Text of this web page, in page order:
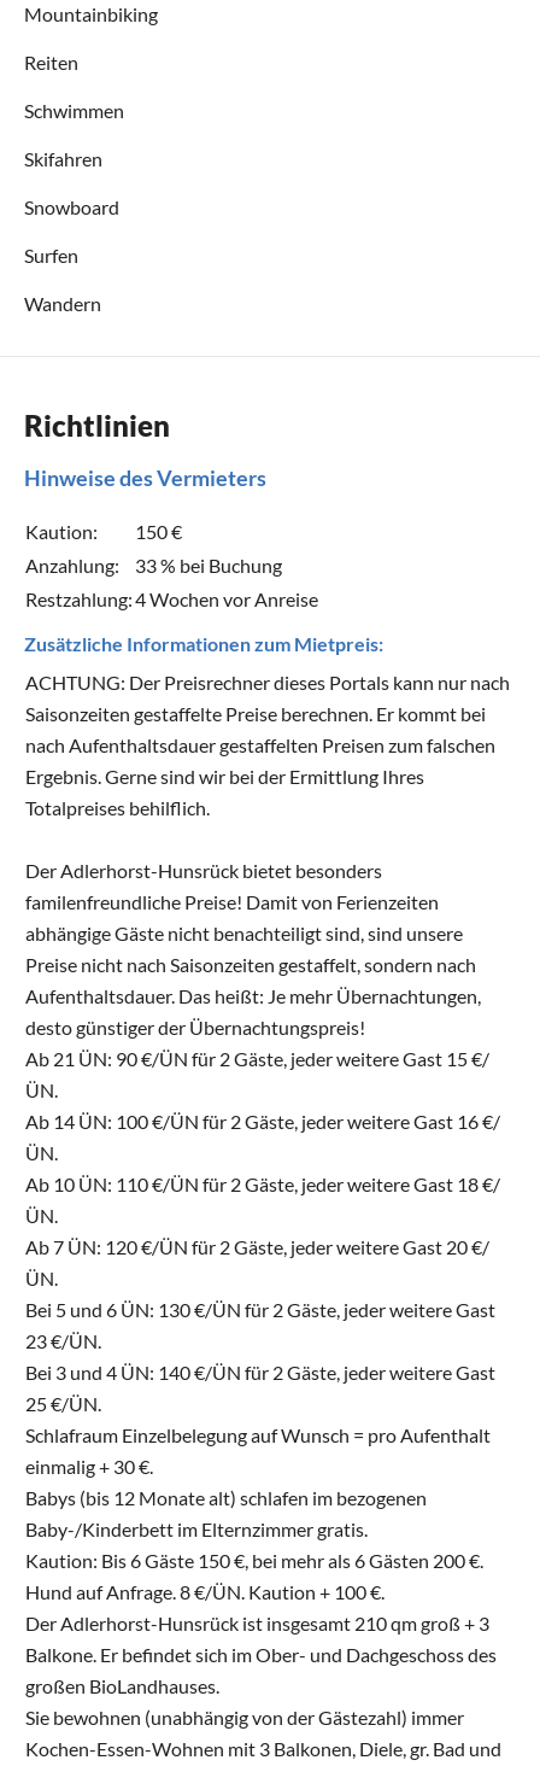
Mountainbiking
Reiten
Schwimmen
Skifahren
Snowboard
Surfen
Wandern
Richtlinien
Hinweise des Vermieters
Kaution:
150 €
Anzahlung:
33 % bei Buchung
Restzahlung:4 Wochen vor Anreise
Zusätzliche Informationen zum Mietpreis:
ACHTUNG: Der Preisrechner dieses Portals kann nur nach
Saisonzeiten gestaffelte Preise berechnen. Er kommt bei
nach Aufenthaltsdauer gestaffelten Preisen zum falschen
Ergebnis. Gerne sind wir bei der Ermittlung Ihres
Totalpreises behilflich.
Der Adlerhorst-Hunsrück bietet besonders
familenfreundliche Preise! Damit von Ferienzeiten
abhängige Gäste nicht benachteiligt sind, sind unsere
Preise nicht nach Saisonzeiten gestaffelt, sondern nach
Aufenthaltsdauer. Das heißt: Je mehr Übernachtungen,
desto günstiger der Übernachtungspreis!
Ab 21 ÜN: 90 €/ÜN für 2 Gäste, jeder weitere Gast 15 €/
ÜN.
Ab 14 ÜN: 100 €/ÜN für 2 Gäste, jeder weitere Gast 16 €/
ÜN.
Ab 10 ÜN: 110 €/ÜN für 2 Gäste, jeder weitere Gast 18 €/
ÜN.
Ab 7 ÜN: 120 €/ÜN für 2 Gäste, jeder weitere Gast 20 €/
ÜN.
Bei 5 und 6 ÜN: 130 €/ÜN für 2 Gäste, jeder weitere Gast
23 €/ÜN.
Bei 3 und 4 ÜN: 140 €/ÜN für 2 Gäste, jeder weitere Gast
25 €/ÜN.
Schlafraum Einzelbelegung auf Wunsch = pro Aufenthalt
einmalig + 30 €.
Babys (bis 12 Monate alt) schlafen im bezogenen
Baby-/Kinderbett im Elternzimmer gratis.
Kaution: Bis 6 Gäste 150 €, bei mehr als 6 Gästen 200 €.
Hund auf Anfrage. 8 €/ÜN. Kaution + 100 €.
Der Adlerhorst-Hunsrück ist insgesamt 210 qm groß + 3
Balkone. Er befindet sich im Ober- und Dachgeschoss des
großen BioLandhauses.
Sie bewohnen (unabhängig von der Gästezahl) immer
Kochen-Essen-Wohnen mit 3 Balkonen, Diele, gr. Bad und